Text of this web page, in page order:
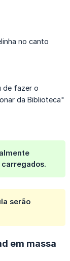
no canto
de fazer o
da Biblioteca"
serão
em massa